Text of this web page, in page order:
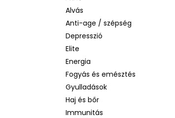
Alvás
Anti-age / szépség
Depresszió
Elite
Energia
Fogyás és emésztés
Gyulladások
Haj és bőr
Immunitás
LA ROCHE-POSAY B5
SZÉRUM ÉRZÉKENY BŐRRE, 10 ML
1 760 Ft
Korábbi: 4 580 Ft